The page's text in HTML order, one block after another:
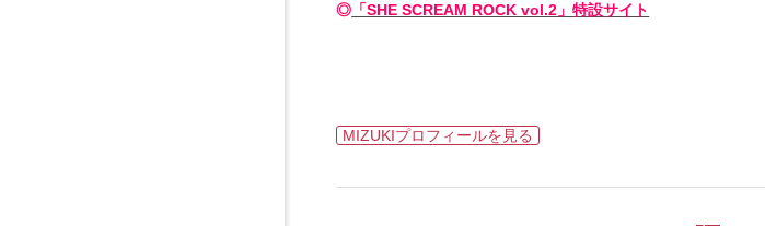
◎ 「SHE SCREAM ROCK vol.2」特設サイト
MIZUKIプロフィールを見る